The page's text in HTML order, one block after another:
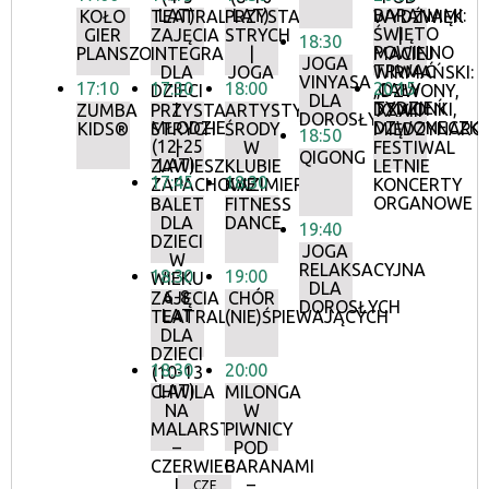
KOŁO
GIER
PLANSZOWYCH
17:10
ZUMBA
KIDS®
LAT)
TEATRALNE
ZAJĘCIA
INTEGRACYJNE
DLA
DZIECI
I
MŁODZIEŻY
(12-25
LAT)
17:30
PRZYSTANEK
STRYCH
|
ZAWIESZKI
ZAPACHOWE
17:45
BALET
DLA
DZIECI
W
WIEKU
6-8
LAT
18:30
ZAJĘCIA
TEATRALNE
DLA
DZIECI
(10-13
LAT)
18:30
CHWILA
NA
MALARSTWO
–
CZERWIEC
I
LAT)
PRZYSTANEK
STRYCH
JOGA
18:00
ARTYSTYCZNE
ŚRODY
W
KLUBIE
KAZIMIERZ
18:30
FITNESS
DANCE
19:00
CHÓR
(NIE)ŚPIEWAJĄCYCH
20:00
MILONGA
W
PIWNICY
POD
BARANAMI
–
18:30
JOGA
VINYASA
DLA
DOROSŁYCH
18:50
QIGONG
19:40
JOGA
RELAKSACYJNA
DLA
DOROSŁYCH
BARANAMI:
ŚWIĘTO
POWINNO
TRWAĆ
CAŁY
TYDZIEŃ
WYDŹWIĘK
|
MACIEJ
WIRMAŃSKI:
„DZWONY,
DZWONKI,
20:15
XXXIII
FESTIWAL
LETNIE
KONCERTY
ORGANOWE
CZE